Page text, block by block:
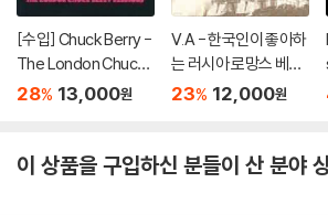
[수입] Chuck Berry -
The London Chuck
Berry Sessions
28% 13,000원
V.A - 한국인이 좋아하
는 러시아 로망스 베스
트 : 백만송이 장미 (Di
23% 12,000원
이 상품을 구입하신 분들이 산 분야